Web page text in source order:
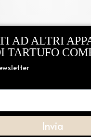
AD ALTRI
TARTUFO
Invia